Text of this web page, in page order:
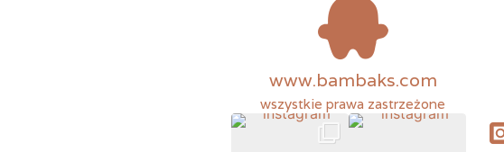
www.bambaks.com
wszystkie prawa zastrzeżone